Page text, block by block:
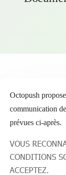
Octopush
communication
prévues ci-après.
VOUS
CONDITIONS
ACCEPTEZ.